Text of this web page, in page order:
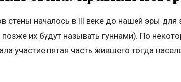
стены началось в III веке до нашей эры для
их будут называть гуннами). По
участие пятая часть жившего тогда